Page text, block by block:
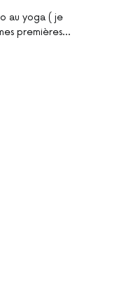
au yoga ( je
premières…